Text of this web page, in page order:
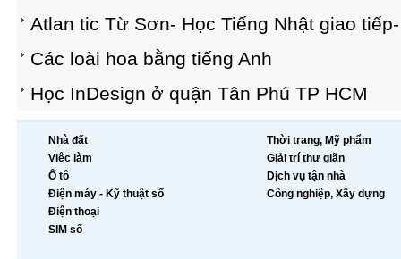
Atlan tic Từ Sơn- Học Tiếng Nhật giao
Các loài hoa bằng tiếng Anh
Học InDesign ở quận Tân Phú TP HCM
Nhà đất
Việc làm
Ô tô
Điện máy - Kỹ thuật số
Điện thoại
SIM số
Thời trang, Mỹ phẩm
Giải trí thư giãn
Dịch vụ tận nhà
Công nghiệp, Xây dựng